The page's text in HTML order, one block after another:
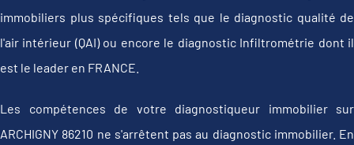
immobiliers plus spécifiques tels que le diagnostic qualité de
l'air intérieur (QAI) ou encore le diagnostic Infiltrométrie dont il
est le leader en FRANCE.
Les compétences de votre diagnostiqueur immobilier sur
ARCHIGNY 86210 ne s'arrêtent pas au diagnostic immobilier. En